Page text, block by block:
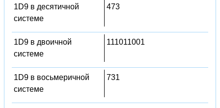
1D9 в десятичной
системе
473
1D9 в двоичной
системе
111011001
1D9 в восьмеричной
системе
731